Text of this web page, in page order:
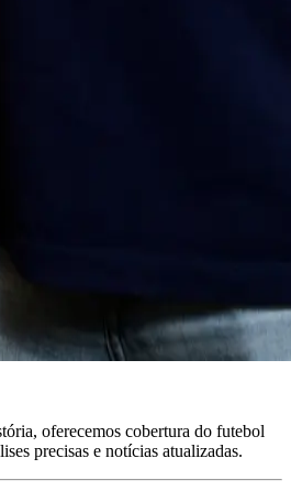
oferecemos cobertura do futebol
precisas e notícias atualizadas.